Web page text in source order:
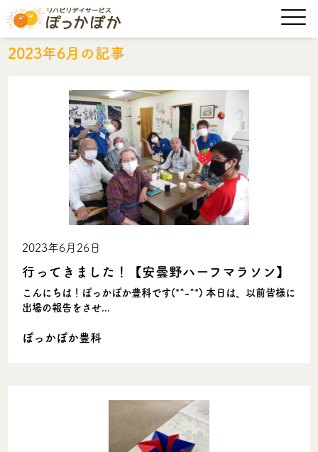
2023年6月の記事
2023年6月26日
行ってきました！【安曇野ハーフマラソン】
こんにちは！ぽっかぽか豊科です(*^-^*) 本日は、以前皆様に
出場の報告をさせ...
ぽっかぽか豊科